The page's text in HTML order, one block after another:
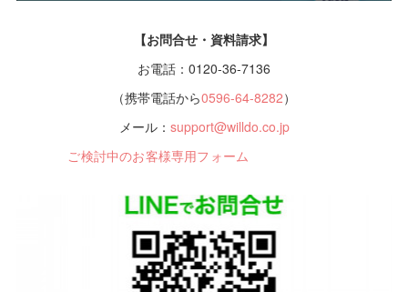
【お問合せ・資料請求】
お電話：0120-36-7136
（携帯電話から0596-64-8282）
メール： support@willdo.co.jp
ご検討中のお客様専用フォーム